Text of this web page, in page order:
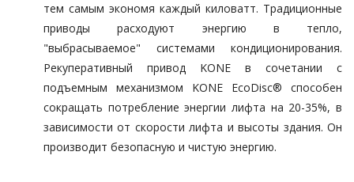
тем самым экономя каждый киловатт. Традиционные
приводы расходуют энергию в тепло,
"выбрасываемое" системами кондиционирования.
Рекуперативный привод KONE в сочетании с
подъемным механизмом KONE EcoDisc® способен
сокращать потребление энергии лифта на 20-35%, в
зависимости от скорости лифта и высоты здания. Он
производит безопасную и чистую энергию.